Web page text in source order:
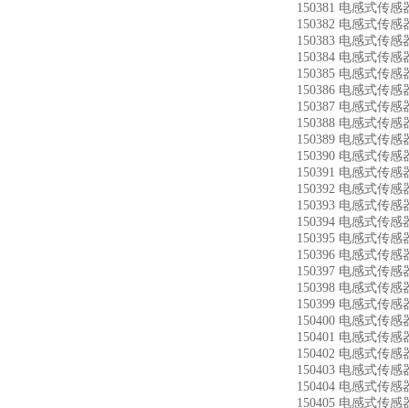
150381 电感式传
150382 电感式传
150383 电感式传
150384 电感式传
150385 电感式传
150386 电感式传
150387 电感式传
150388 电感式传
150389 电感式传
150390 电感式传
150391 电感式传
150392 电感式传
150393 电感式传
150394 电感式传
150395 电感式传
150396 电感式传
150397 电感式传
150398 电感式传
150399 电感式传
150400 电感式传
150401 电感式传
150402 电感式传
150403 电感式传
150404 电感式传
150405 电感式传